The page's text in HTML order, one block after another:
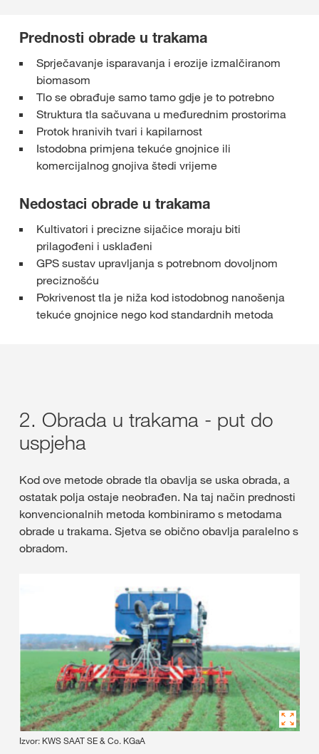
Prednosti obrade u trakama
Sprječavanje isparavanja i erozije izmalčiranom
biomasom
Tlo se obrađuje samo tamo gdje je to potrebno
Struktura tla sačuvana u međurednim prostorima
Protok hranivih tvari i kapilarnost
Istodobna primjena tekuće gnojnice ili
komercijalnog gnojiva štedi vrijeme
Nedostaci obrade u trakama
Kultivatori i precizne sijačice moraju biti
prilagođeni i usklađeni
GPS sustav upravljanja s potrebnom dovoljnom
preciznošću
Pokrivenost tla je niža kod istodobnog nanošenja
tekuće gnojnice nego kod standardnih metoda
2. Obrada u trakama - put do
uspjeha
Kod ove metode obrade tla obavlja se uska obrada, a
ostatak polja ostaje neobrađen. Na taj način prednosti
konvencionalnih metoda kombiniramo s metodama
obrade u trakama. Sjetva se obično obavlja paralelno s
obradom.
Izvor: KWS SAAT SE & Co. KGaA